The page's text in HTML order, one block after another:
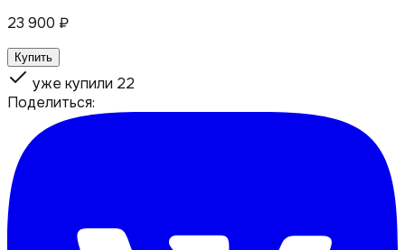
23 900 ₽
Купить
уже купили 22
Поделиться: